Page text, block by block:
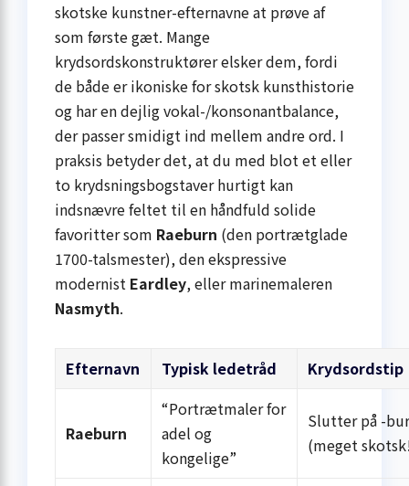
skotske kunstner-efternavne at prøve af
som første gæt. Mange
krydsordskonstruktører elsker dem, fordi
de både er ikoniske for skotsk kunsthistorie
og har en dejlig vokal-/konsonantbalance,
der passer smidigt ind mellem andre ord. I
praksis betyder det, at du med blot et eller
to krydsningsbogstaver hurtigt kan
indsnævre feltet til en håndfuld solide
favoritter som Raeburn (den portrætglade
1700-talsmester), den ekspressive
modernist Eardley, eller marinemaleren
Nasmyth.
Efternavn Typisk ledetråd Krydsordstip
Raeburn
“Portrætmaler for
adel og
kongelige”
Slutter på -
(meget